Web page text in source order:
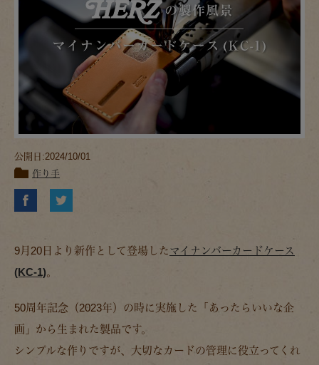
公開日:2024/10/01
作り手
9月20日より新作として登場したマイナンバーカードケース
(KC-1)。
50周年記念（2023年）の時に実施した「あったらいいな企
画」から生まれた製品です。
シンプルな作りですが、大切なカードの管理に役立ってくれ